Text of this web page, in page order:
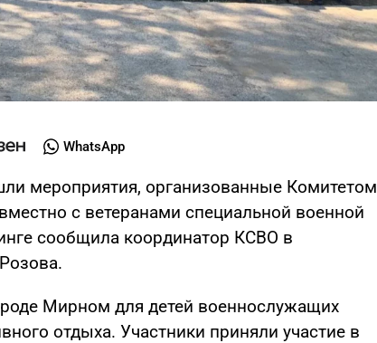
WhatsApp
мероприятия, организованные Комитетом
с ветеранами специальной военной
сообщила координатор КСВО в
Мирном для детей военнослужащих
отдыха. Участники приняли участие в